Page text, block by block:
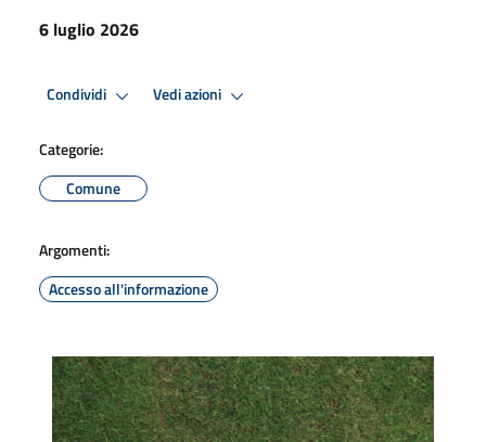
6 luglio 2026
Condividi Vedi azioni
Categorie:
Comune
Argomenti:
Accesso all'informazione